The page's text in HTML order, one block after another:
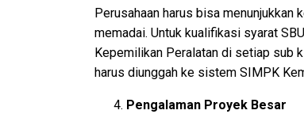
Perusahaan harus bisa
memadai. Untuk kualifikasi syarat
Kepemilikan Peralatan di setiap sub
harus diunggah ke sistem SIMPK
Pengalaman Proyek Besar